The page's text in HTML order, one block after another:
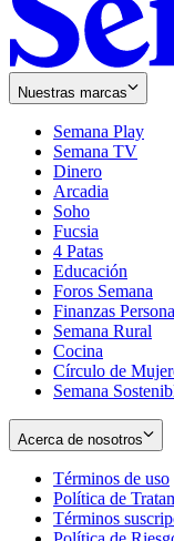
Nuestras marcas
Semana Play
Semana TV
Dinero
Arcadia
Soho
in
new
window
Fucsia
in
new
window
4 Patas
Educación
Foros Semana
Finanzas
Semana Rural
Cocina
Círculo de
Semana
Acerca de nosotros
Términos de uso
Política de
Términos